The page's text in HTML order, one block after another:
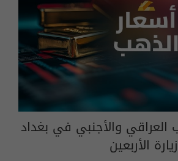
العراقي والأجنبي في بغداد
الأربعين